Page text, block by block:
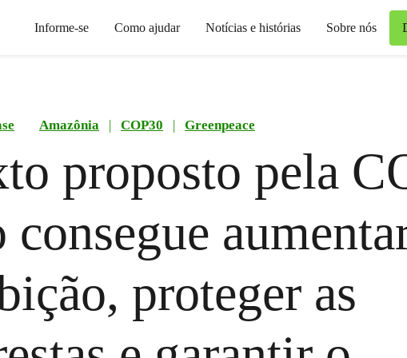
Informe-se Como ajudar Notícias e histórias Sobre nós
Amazônia | COP30 | Greenpeace
proposto pela
consegue
proteger as